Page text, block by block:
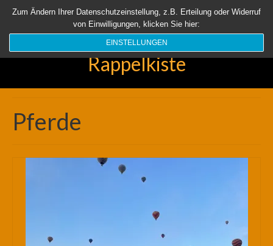
Startseite Aktuell Über uns Unsere Rappelkiste Länder
Suchen
Rappelkiste
Pferde
Zum Ändern Ihrer Datenschutzeinstellung, z.B. Erteilung oder Widerruf
von Einwilligungen, klicken Sie hier:
EINSTELLUNGEN